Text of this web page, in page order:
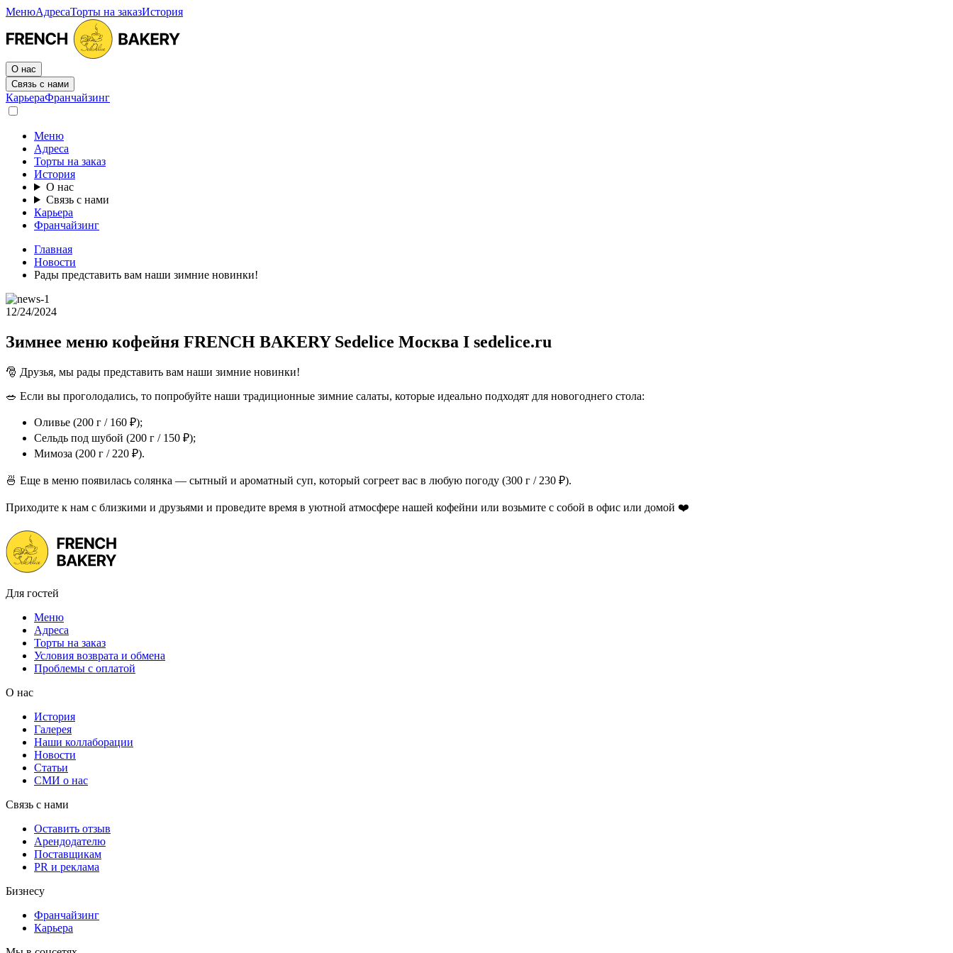
МенюАдресаТорты на заказИстория
О нас
Связь с нами
КарьераФранчайзинг
Меню
Адреса
Торты на заказ
История
О нас
Связь с нами
Карьера
Франчайзинг
Главная
Новости
Рады представить вам наши зимние новинки!
12/24/2024
Зимнее меню кофейня FRENCH BAKERY Sedelice Москва I sedelice.ru
🎅 Друзья, мы рады представить вам наши зимние новинки!
🥗 Если вы проголодались, то попробуйте наши традиционные зимние салаты, которые идеально подходят для новогоднего стола:
Оливье (200 г / 160 ₽);
Сельдь под шубой (200 г / 150 ₽);
Мимоза (200 г / 220 ₽).
🍜 Еще в меню появилась солянка — сытный и ароматный суп, который согреет вас в любую погоду (300 г / 230 ₽).
Приходите к нам с близкими и друзьями и проведите время в уютной атмосфере нашей кофейни или возьмите с собой в офис или домой ❤️
Для гостей
Меню
Адреса
Торты на заказ
Условия возврата и обмена
Проблемы с оплатой
О нас
История
Галерея
Наши коллаборации
Новости
Статьи
СМИ о нас
Связь с нами
Оставить отзыв
Арендодателю
Поставщикам
PR и реклама
Бизнесу
Франчайзинг
Карьера